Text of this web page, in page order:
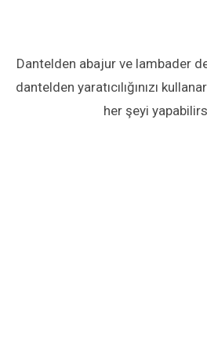
Dantelden abajur ve lambader
dantelden yaratıcılığınızı
her şeyi